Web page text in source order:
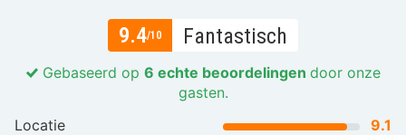
9.4/10 Fantastisch
Gebaseerd op 6 echte beoordelingen door onze
gasten.
Locatie
9.1